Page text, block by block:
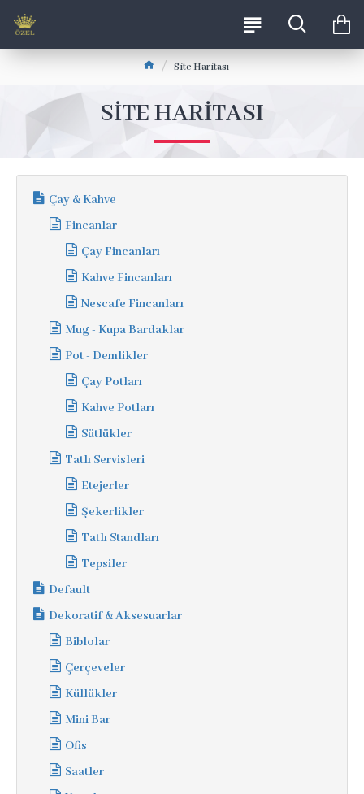
Site Haritası
SITE HARITASI
Çay & Kahve
Fincanlar
Çay Fincanları
Kahve Fincanları
Nescafe Fincanları
Mug - Kupa Bardaklar
Pot - Demlikler
Çay Potları
Kahve Potları
Sütlükler
Tatlı Servisleri
Etejerler
Şekerlikler
Tatlı Standları
Tepsiler
Default
Dekoratif & Aksesuarlar
Biblolar
Çerçeveler
Küllükler
Mini Bar
Ofis
Saatler